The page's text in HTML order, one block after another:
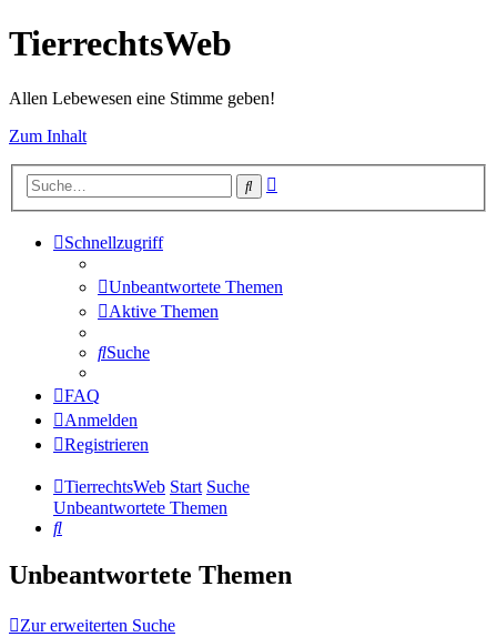
TierrechtsWeb
Allen Lebewesen eine Stimme geben!
Zum Inhalt
Suche
Schnellzugriff
Unbeantwortete Themen
Aktive Themen
Suche
FAQ
Anmelden
Registrieren
TierrechtsWeb Start Suche
Unbeantwortete Themen
Suche
Unbeantwortete Themen
Zur erweiterten Suche